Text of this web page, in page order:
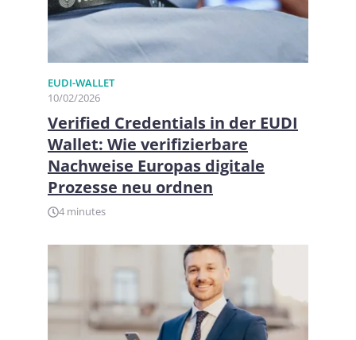
EUDI-WALLET
10/02/2026
Verified Credentials in der EUDI
Wallet: Wie verifizierbare
Nachweise Europas digitale
Prozesse neu ordnen
4 minutes